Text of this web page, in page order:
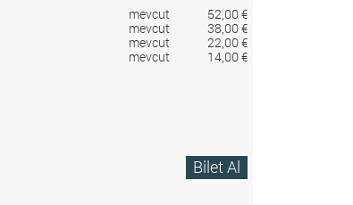
mevcut
52,00 €
mevcut
38,00 €
mevcut
22,00 €
mevcut
14,00 €
Bilet Al